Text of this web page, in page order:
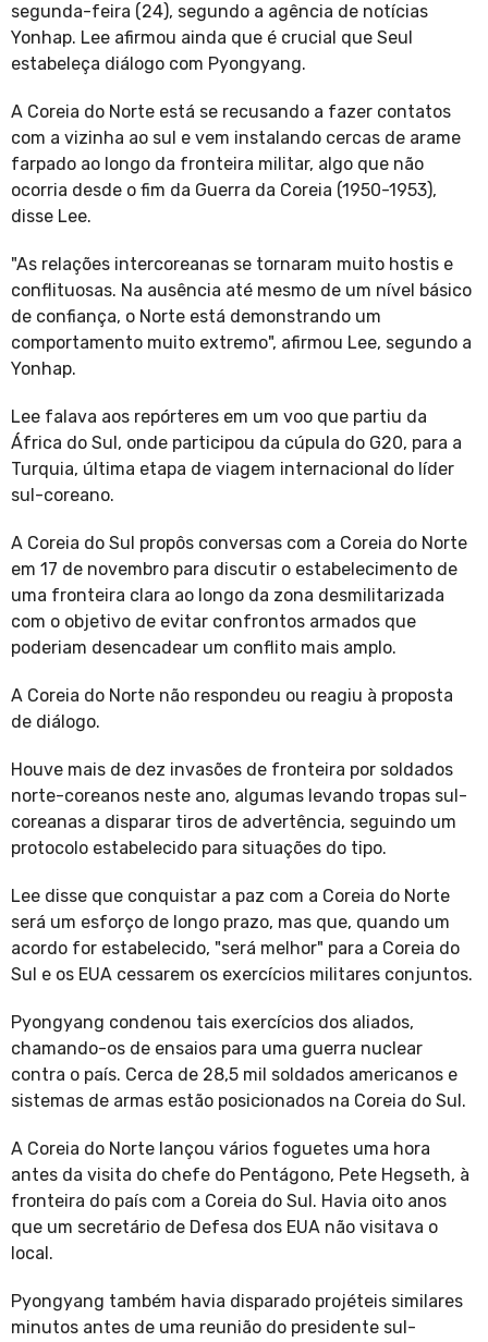
segunda-feira (24), segundo a agência de notícias
Yonhap. Lee afirmou ainda que é crucial que Seul
estabeleça diálogo com Pyongyang.
A Coreia do Norte está se recusando a fazer contatos
com a vizinha ao sul e vem instalando cercas de arame
farpado ao longo da fronteira militar, algo que não
ocorria desde o fim da Guerra da Coreia (1950-1953),
disse Lee.
"As relações intercoreanas se tornaram muito hostis e
conflituosas. Na ausência até mesmo de um nível básico
de confiança, o Norte está demonstrando um
comportamento muito extremo", afirmou Lee, segundo a
Yonhap.
Lee falava aos repórteres em um voo que partiu da
África do Sul, onde participou da cúpula do G20, para a
Turquia, última etapa de viagem internacional do líder
sul-coreano.
A Coreia do Sul propôs conversas com a Coreia do Norte
em 17 de novembro para discutir o estabelecimento de
uma fronteira clara ao longo da zona desmilitarizada
com o objetivo de evitar confrontos armados que
poderiam desencadear um conflito mais amplo.
A Coreia do Norte não respondeu ou reagiu à proposta
de diálogo.
Houve mais de dez invasões de fronteira por soldados
norte-coreanos neste ano, algumas levando tropas sul-
coreanas a disparar tiros de advertência, seguindo um
protocolo estabelecido para situações do tipo.
Lee disse que conquistar a paz com a Coreia do Norte
será um esforço de longo prazo, mas que, quando um
acordo for estabelecido, "será melhor" para a Coreia do
Sul e os EUA cessarem os exercícios militares conjuntos.
Pyongyang condenou tais exercícios dos aliados,
chamando-os de ensaios para uma guerra nuclear
contra o país. Cerca de 28,5 mil soldados americanos e
sistemas de armas estão posicionados na Coreia do Sul.
A Coreia do Norte lançou vários foguetes uma hora
antes da visita do chefe do Pentágono, Pete Hegseth, à
fronteira do país com a Coreia do Sul. Havia oito anos
que um secretário de Defesa dos EUA não visitava o
local.
Pyongyang também havia disparado projéteis similares
minutos antes de uma reunião do presidente sul-